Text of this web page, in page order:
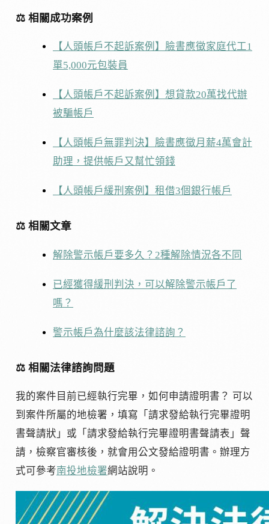
⚖ 相關成功案例
【人頭帳戶不起訴案例】臉書應徵家庭代工1
單5,000元包裝員
【人頭帳戶不起訴案例】想貸款20萬找代辦
被騙帳戶
【人頭帳戶無罪判決】臉書應徵月薪4萬會計
助理，提供帳戶又幫忙領錢
【人頭帳戶緩刑案例】租借3個銀行帳戶
⚖ 相關文章
解除警示帳戶要多久？2種解除情況各不同
已經獲得緩刑判決，可以解除警示帳戶了
嗎？
警示帳戶為什麼該法律諮詢？
⚖ 相關法律諮詢問題
我的案件目前已經執行完畢，如何申請證明書？ 可以
到案件所屬的地檢署，填寫「請求發給執行完畢證明
書聲請狀」或「請求發給執行完畢證明書聲請表」聲
請，檢察官審核後，就會用公文發給證明書。辦理方
式可參考南投地檢署網站說明。